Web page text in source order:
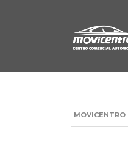
MOVICENTRO